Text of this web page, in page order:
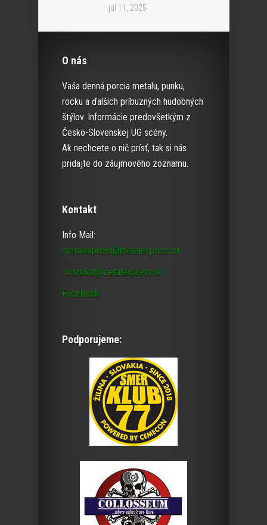
júl 11, 2025
O nás
Vaša denná porcia metalu, punku,
rocku a ďalších príbuzných hudobných
štýlov. Informácie predovšetkým z
Česko-Slovenskej UG scény.
Ak nechcete o nič prísť, tak si nás
pridajte do záujmového zoznamu.
Kontakt
Info Mail:
metalexpress@metalexpress.sk
mrtvolka@metalexpress.sk
Facebook
Podporujeme: